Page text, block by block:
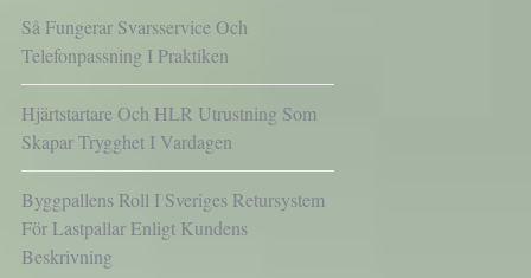
Så Fungerar Svarsservice Och
Telefonpassning I Praktiken
Hjärtstartare Och HLR Utrustning Som
Skapar Trygghet I Vardagen
Byggpallens Roll I Sveriges Retursystem
För Lastpallar Enligt Kundens
Beskrivning